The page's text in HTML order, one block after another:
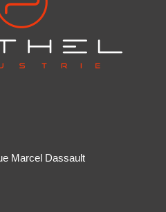
Marcel Dassault